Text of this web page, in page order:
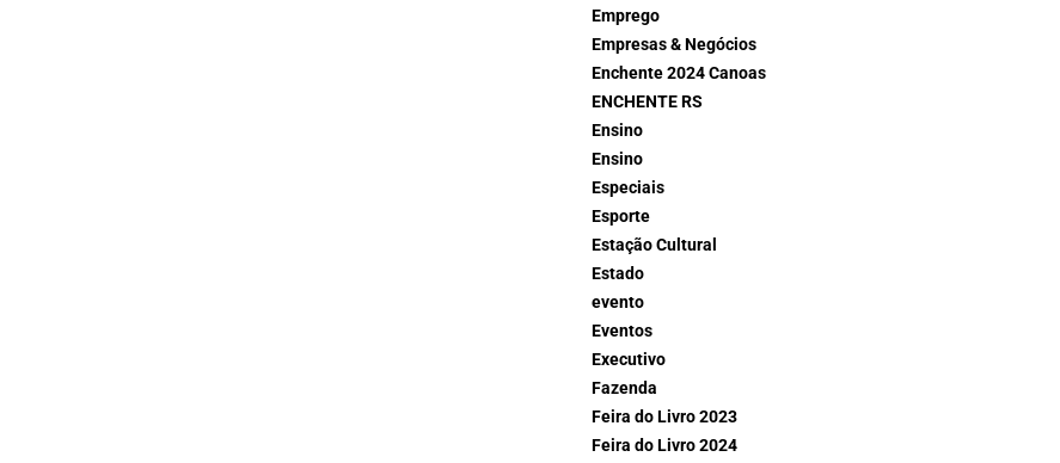
Emprego
Empresas & Negócios
Enchente 2024 Canoas
ENCHENTE RS
Ensino
Ensino
Especiais
Esporte
Estação Cultural
Estado
evento
Eventos
Executivo
Fazenda
Feira do Livro 2023
Feira do Livro 2024